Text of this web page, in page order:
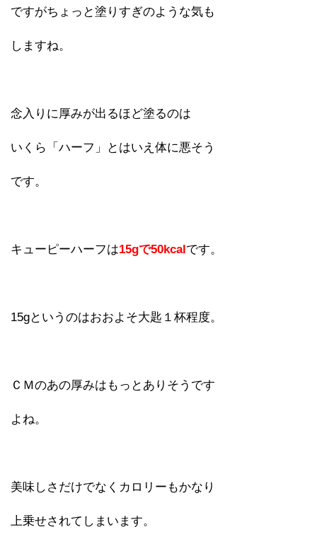
ですがちょっと塗りすぎのような気も
しますね。
念入りに厚みが出るほど塗るのは
いくら「ハーフ」とはいえ体に悪そう
です。
キューピーハーフは15gで50kcalです。
15gというのはおおよそ大匙１杯程度。
ＣＭのあの厚みはもっとありそうです
よね。
美味しさだけでなくカロリーもかなり
上乗せされてしまいます。